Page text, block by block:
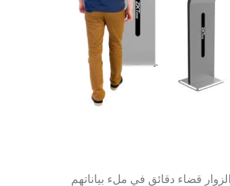
قضاء دقائق في ملء بياناتهم